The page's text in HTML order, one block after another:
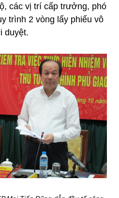
các vị trí cấp trưởng, phó
trình 2 vòng lấy phiếu vô
duyệt.